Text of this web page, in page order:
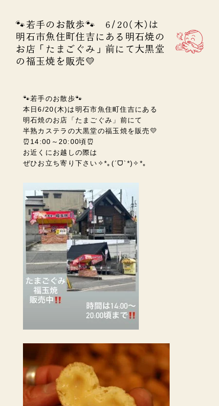
🐾若手のお散歩🐾 6/20(木)は
明石市魚住町住吉にある明石焼の
お店「たまごぐみ」前にて大黒堂
の福玉焼を販売💛
🐾若手のお散歩🐾
本日6/20(木)は明石市魚住町住吉にある
明石焼のお店「たまごぐみ」前にて
半熟カステラの大黒堂の福玉焼を販売💛
⏰14:00～20:00頃⏰
お近くにお越しの際は
ぜひお立ち寄り下さい✧*｡(ˊᗜˋ*)✧*｡